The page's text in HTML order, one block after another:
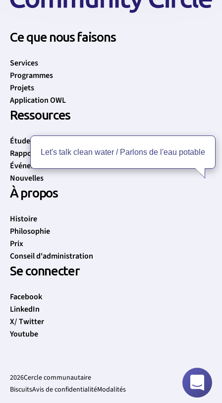
Ce que nous faisons
Services
Programmes
Projets
Application OWL
Ressources
Études de cas
Rapports
Événements
Nouvelles
À propos
Histoire
Philosophie
Prix
Conseil d'administration
Se connecter
Facebook
LinkedIn
X/ Twitter
Youtube
2026Cercle communautaire
BiscuitsAvis de confidentialitéModalités
Let's talk clean water / Parlons de l'eau potable